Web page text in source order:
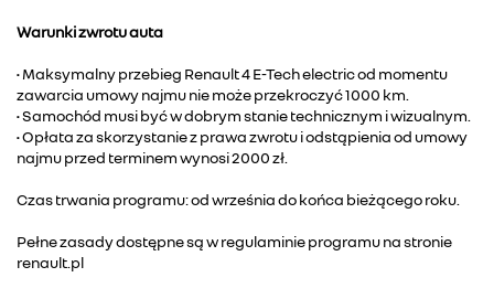
Warunki zwrotu auta
• Maksymalny przebieg Renault 4 E-Tech electric od momentu
zawarcia umowy najmu nie może przekroczyć 1000 km.
• Samochód musi być w dobrym stanie technicznym i wizualnym.
• Opłata za skorzystanie z prawa zwrotu i odstąpienia od umowy
najmu przed terminem wynosi 2000 zł.
Czas trwania programu: od września do końca bieżącego roku.
Pełne zasady dostępne są w regulaminie programu na stronie
renault.pl